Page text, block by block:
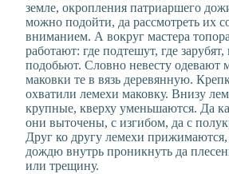
земле, окропления патриаршего
можно подойти, да рассмотреть их
вниманием. А вокруг мастера
работают: где подтешут, где зарубят,
подобьют. Словно невесту одевают
маковки те в вязь деревянную.
охватили лемехи маковку. Внизу
крупные, кверху уменьшаются. Да
они выточены, с изгибом, да с
Друг ко другу лемехи
дождю внутрь проникнуть да
или трещину.